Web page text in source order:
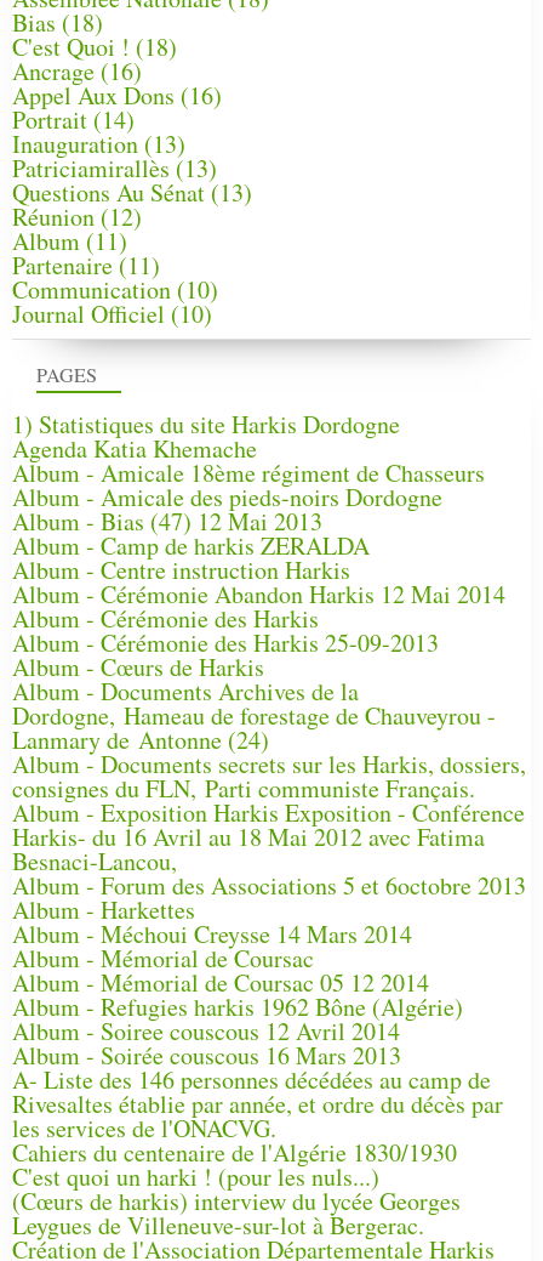
PAGES
1) Statistiques du site Harkis Dordogne
Agenda Katia Khemache
Album - Amicale 18ème régiment de Chasseurs
Album - Amicale des pieds-noirs Dordogne
Album - Bias (47) 12 Mai 2013
Album - Camp de harkis ZERALDA
Album - Centre instruction Harkis
Album - Cérémonie Abandon Harkis 12 Mai 2014
Album - Cérémonie des Harkis
Album - Cérémonie des Harkis 25-09-2013
Album - Cœurs de Harkis
Album - Documents Archives de la
Dordogne, Hameau de forestage de Chauveyrou -
Lanmary de Antonne (24)
Album - Documents secrets sur les Harkis, dossiers,
consignes du FLN, Parti communiste Français.
Album - Exposition Harkis Exposition - Conférence
Harkis- du 16 Avril au 18 Mai 2012 avec Fatima
Besnaci-Lancou,
Album - Forum des Associations 5 et 6octobre 2013
Album - Harkettes
Album - Méchoui Creysse 14 Mars 2014
Album - Mémorial de Coursac
Album - Mémorial de Coursac 05 12 2014
Album - Refugies harkis 1962 Bône (Algérie)
Album - Soiree couscous 12 Avril 2014
Album - Soirée couscous 16 Mars 2013
A- Liste des 146 personnes décédées au camp de
Rivesaltes établie par année, et ordre du décès par
les services de l'ONACVG.
Cahiers du centenaire de l'Algérie 1830/1930
C'est quoi un harki ! (pour les nuls...)
(Cœurs de harkis) interview du lycée Georges
Leygues de Villeneuve-sur-lot à Bergerac.
Création de l'Association Départementale Harkis
Bias (18)
C'est Quoi ! (18)
Ancrage (16)
Appel Aux Dons (16)
Portrait (14)
Inauguration (13)
Patriciamirallès (13)
Questions Au Sénat(13)
Réunion (12)
Album (11)
Partenaire(11)
Communication (10)
Journal Officiel (10)